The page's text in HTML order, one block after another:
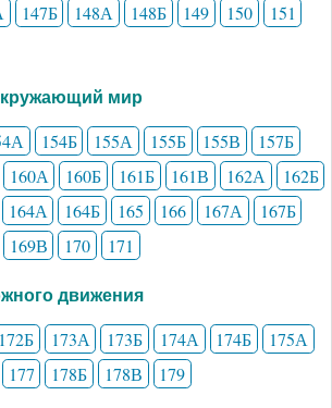
147Б 148А 148Б 149 150
151
мир
154Б 155А 155Б 155В
157Б
160А 160Б 161Б 161В 162А
162Б
164А 164Б 165 166 167А
167Б
169В 170 171
движения
172Б 173А 173Б 174А 174Б
175А
177 178Б 178В 179